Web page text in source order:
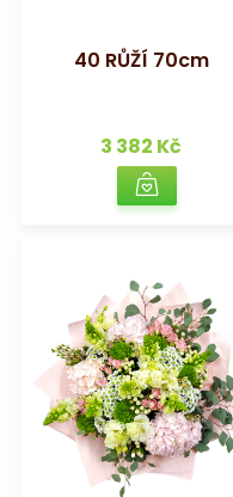
Na pohřeb
40 RŮŽÍ 70cm
3 382 Kč